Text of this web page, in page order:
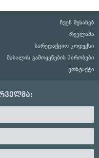
ჩვენ შესახებ
რეკლამა
სარედაქციო კოდექსი
მასალის გამოყენების პირობები
კონტაქტი